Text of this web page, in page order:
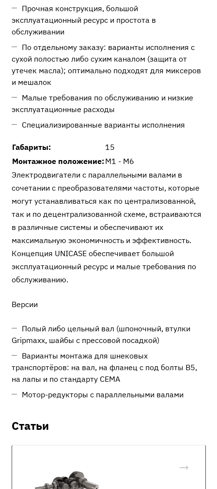
Прочная конструкция, большой
эксплуатационный ресурс и простота в
обслуживании
По отдельному заказу: варианты исполнения с
сухой полостью либо сухим каналом (защита от
утечек масла); оптимально подходят для миксеров
и мешалок
Малые требования по обслуживанию и низкие
эксплуатационные расходы
Специализированные варианты исполнения
Габариты:
15
Монтажное положение: M1 - M6
Электродвигатели с параллельными валами в
сочетании с преобразователями частоты, которые
могут устанавливаться как по централизованной,
так и по децентрализованной схеме, встраиваются
в различные системы и обеспечивают их
максимальную экономичность и эффективность.
Концепция UNICASE обеспечивает большой
эксплуатационный ресурс и малые требования по
обслуживанию.
Версии
Полый либо цельный вал (шпоночный, втулки
Gripmaxx, шайбы с прессовой посадкой)
Варианты монтажа для шнековых
транспортёров: на вал, на фланец с под болты B5,
на лапы и по стандарту CEMA
Мотор-редукторы с параллельными валами
Статьи